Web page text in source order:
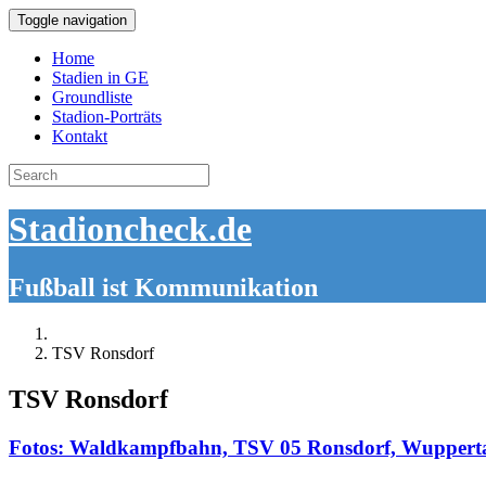
Toggle navigation
Home
Stadien in GE
Groundliste
Stadion-Porträts
Kontakt
Search
for:
Stadioncheck.de
Fußball ist Kommunikation
TSV Ronsdorf
TSV Ronsdorf
Fotos: Waldkampfbahn, TSV 05 Ronsdorf,